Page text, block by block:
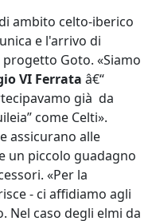
ambito celto-iberico
e l'arrivo di
Goto. «Siamo
VI Ferrata â€“
già da
come Celti».
assicurano alle
un piccolo guadagno
«Per la
- ci affidiamo agli
Nel caso degli elmi da